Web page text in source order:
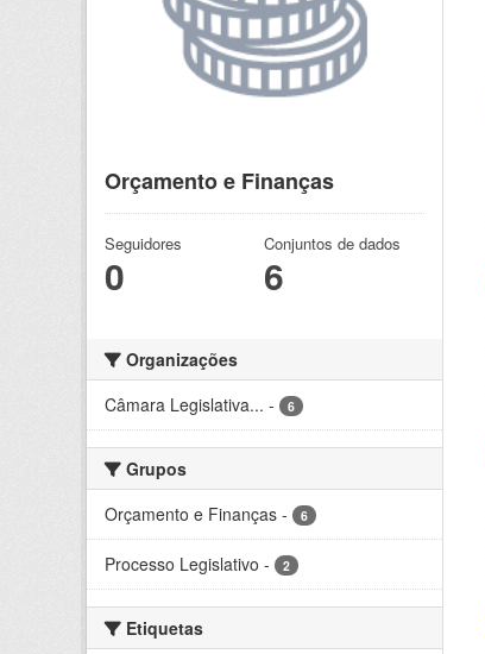
Orçamento e Finanças
Seguidores
0
Conjuntos de dados
6
Organizações
Câmara Legislativa... - 6
Grupos
Orçamento e Finanças - 6
Processo Legislativo - 2
Etiquetas